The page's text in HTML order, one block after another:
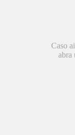
Caso
abra